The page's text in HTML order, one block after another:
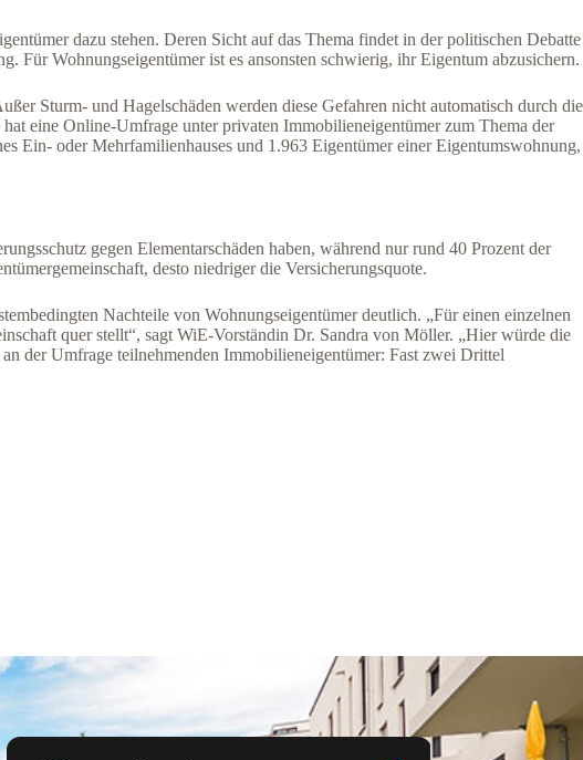
dazu stehen. Deren Sicht auf das Thema findet in der politischen Debatte
Für Wohnungseigentümer ist es ansonsten schwierig, ihr Eigentum abzusichern.
Sturm- und Hagelschäden werden diese Gefahren nicht automatisch durch die
eine Online-Umfrage unter privaten Immobilieneigentümer zum Thema der
Ein- oder Mehrfamilienhauses und 1.963 Eigentümer einer Eigentumswohnung,
gegen Elementarschäden haben, während nur rund 40 Prozent der
desto niedriger die Versicherungsquote.
Nachteile von Wohnungseigentümer deutlich. „Für einen einzelnen
quer stellt“, sagt WiE-Vorständin Dr. Sandra von Möller. „Hier würde die
der Umfrage teilnehmenden Immobilieneigentümer: Fast zwei Drittel